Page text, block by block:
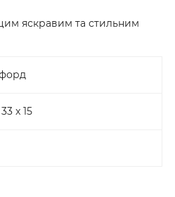
яскравим та стильним
x 15